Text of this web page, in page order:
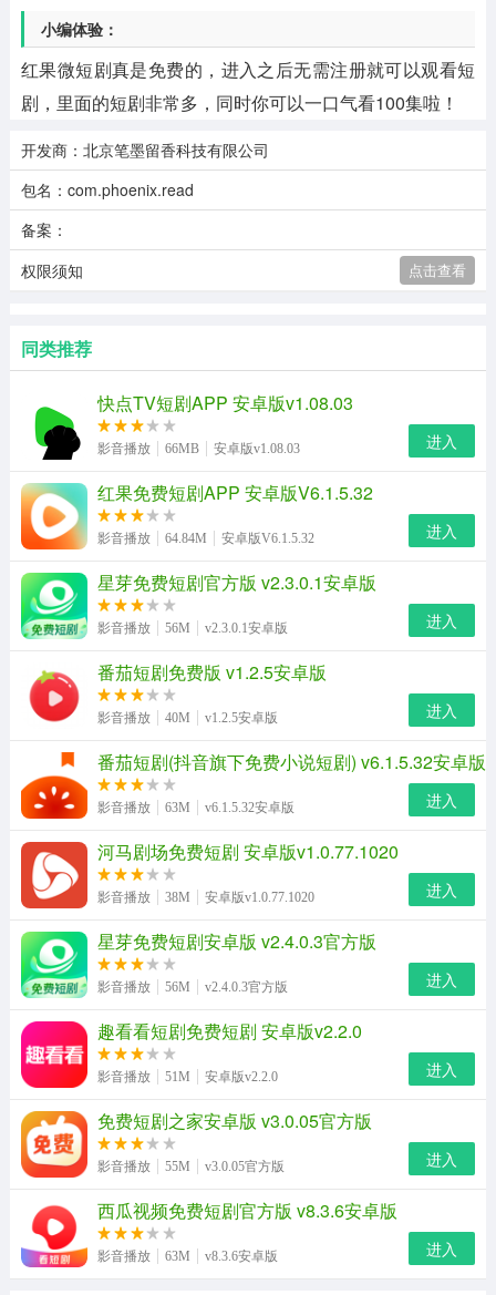
小编体验：
红果微短剧真是免费的，进入之后无需注册就可以观看短
剧，里面的短剧非常多，同时你可以一口气看100集啦！
开发商：北京笔墨留香科技有限公司
包名：com.phoenix.read
备案：
权限须知
点击查看
同类推荐
快点TV短剧APP 安卓版v1.08.03
影音播放 66MB 安卓版v1.08.03 进入
红果免费短剧APP 安卓版V6.1.5.32
影音播放 64.84M 安卓版V6.1.5.32 进入
星芽免费短剧官方版 v2.3.0.1安卓版
影音播放 56M v2.3.0.1安卓版 进入
番茄短剧免费版 v1.2.5安卓版
影音播放 40M v1.2.5安卓版 进入
番茄短剧(抖音旗下免费小说短剧) v6.1.5.32安卓版
影音播放 63M v6.1.5.32安卓版 进入
河马剧场免费短剧 安卓版v1.0.77.1020
影音播放 38M 安卓版v1.0.77.1020 进入
星芽免费短剧安卓版 v2.4.0.3官方版
影音播放 56M v2.4.0.3官方版 进入
趣看看短剧免费短剧 安卓版v2.2.0
影音播放 51M 安卓版v2.2.0 进入
免费短剧之家安卓版 v3.0.05官方版
影音播放 55M v3.0.05官方版 进入
西瓜视频免费短剧官方版 v8.3.6安卓版
影音播放 63M v8.3.6安卓版 进入